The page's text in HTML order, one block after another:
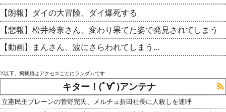
【朗報】ダイの大冒険、ダイ爆死する
【悲報】松井玲奈さん、変わり果てた姿で発見されてしまう
【動画】まんさん、波にさらわれてしまう…
※以下、掲載順はアクセスごとにランダムです
キター！(ﾟ∀ﾟ)アンテナ
立憲民主ブレーンの菅野完氏、メルチュ折田社長に人殺しを連呼